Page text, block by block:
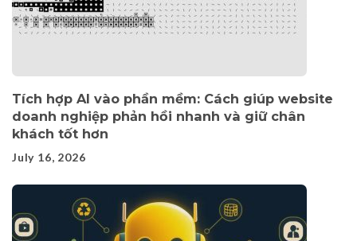
Tích hợp AI vào phần mềm: Cách giúp website
doanh nghiệp phản hồi nhanh và giữ chân
khách tốt hơn
July 16, 2026